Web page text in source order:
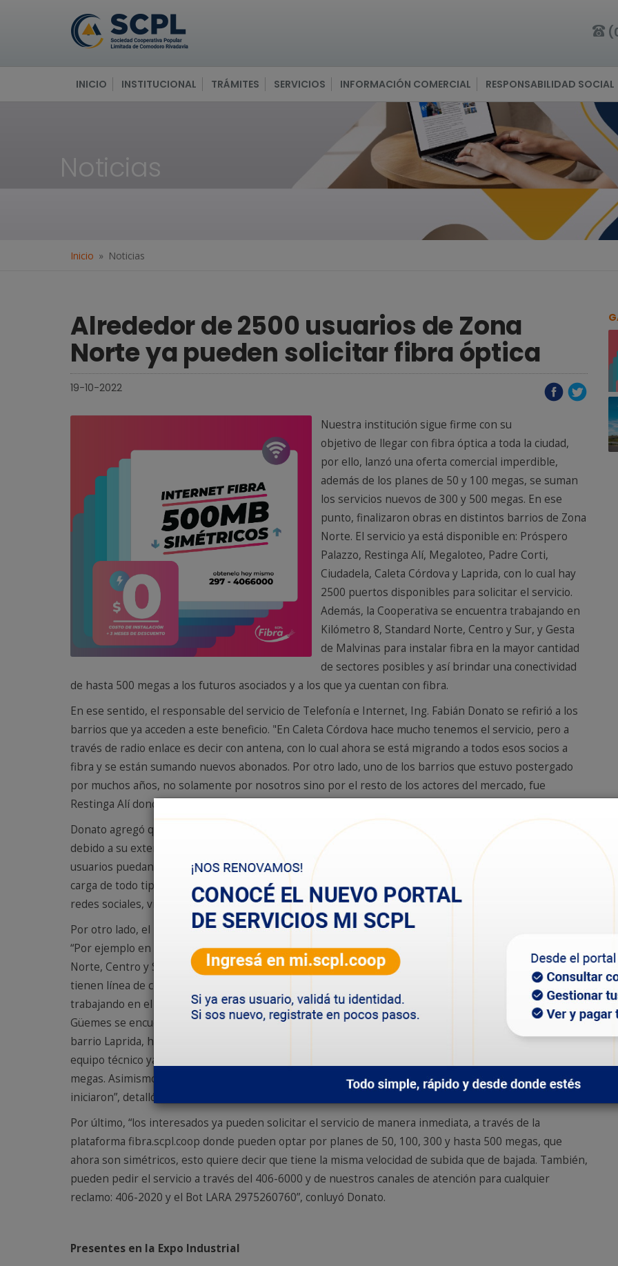
INICIO INSTITUCIONAL TRÁMITES SERVICIOS INFORMACIÓN COMERCIAL RESPONSABILIDAD SOCIAL
Noticias
Inicio Noticias
Alrededor de 2500 usuarios de Zona
Norte ya pueden solicitar fibra óptica
19-10-2022
Nuestra institución sigue firme con su
objetivo de llegar con fibra óptica a toda la ciudad,
por ello, lanzó una oferta comercial imperdible,
además de los planes de 50 y 100 megas, se suman
los servicios nuevos de 300 y 500 megas. En ese
punto, finalizaron obras en distintos barrios de Zona
Norte. El servicio ya está disponible en: Próspero
Palazzo, Restinga Alí, Megaloteo, Padre Corti,
Ciudadela, Caleta Córdova y Laprida, con lo cual hay
2500 puertos disponibles para solicitar el servicio.
Además, la Cooperativa se encuentra trabajando en
Kilómetro 8, Standard Norte, Centro y Sur, y Gesta
de Malvinas para instalar fibra en la mayor cantidad
de sectores posibles y así brindar una conectividad
de hasta 500 megas a los futuros asociados y a los que ya cuentan con fibra.
En ese sentido, el responsable del servicio de Telefonía e Internet, Ing. Fabián Donato se refirió a los
barrios que ya acceden a este beneficio. "En Caleta Córdova hace mucho tenemos el servicio, pero a
través de radio enlace es decir con antena, con lo cual ahora se está migrando a todos esos socios a
fibra y se están sumando nuevos abonados. Por otro lado, uno de los barrios que estuvo postergado
por muchos años, no solamente por nosotros sino por el resto de los actores del mercado, fue
Restinga Alí donde también pudimos llegar con el tendido de fibra”, sostuvo.
Donato agregó que, “en el caso del barrio Próspero Palazzo, la obra se llevó a cabo en dos etapas,
debido a su extensión. En ese sentido, el tendido de tipo FTTH -fibra hasta el hogar- permite que los
usuarios puedan acceder a todos los canales de entretenimiento online, contenidos en vivo, descarga y
carga de todo tipo de archivos, a mayor velocidad y con varios dispositivos en simultáneo; ya sea para
redes sociales, videollamadas, streaming, video juegos y más”.
Por otro lado, el responsable del servicio expresó que hay varias obras que están en plena ejecución.
“Por ejemplo en Kilómetro 8 -que involucra a los barrios Don Bosco y Fontana- además de Standard
Norte, Centro y Sur, se prevé culminar con los trabajos en el mes de octubre y migrar a los socios que
tienen línea de cobre a fibra óptica, además de poder llegar a nuevos socios. También, se está
trabajando en el barrio Gesta de Malvinas, pero aún no hay fecha de finalización. En tanto, el barrio
Güemes se encuentra apto para que los vecinos se inscriban a los diferentes planes. En el caso del
barrio Laprida, hubo algunos imprevistos que impidieron el avance de la obra, pero recientemente el
equipo técnico ya finalizó la obra, son 960 puertos disponibles para solicitar el servicio de hasta 500
megas. Asimismo, en los barrios Sarmiento- Valle C y Manantial Rosales las obras de tendido ya
iniciaron”, detalló.
Por último, “los interesados ya pueden solicitar el servicio de manera inmediata, a través de la
plataforma fibra.scpl.coop donde pueden optar por planes de 50, 100, 300 y hasta 500 megas, que
ahora son simétricos, esto quiere decir que tiene la misma velocidad de subida que de bajada. También,
pueden pedir el servicio a través del 406-6000 y de nuestros canales de atención para cualquier
reclamo: 406-2020 y el Bot LARA 2975260760”, conluyó Donato.
Presentes en la Expo Industrial